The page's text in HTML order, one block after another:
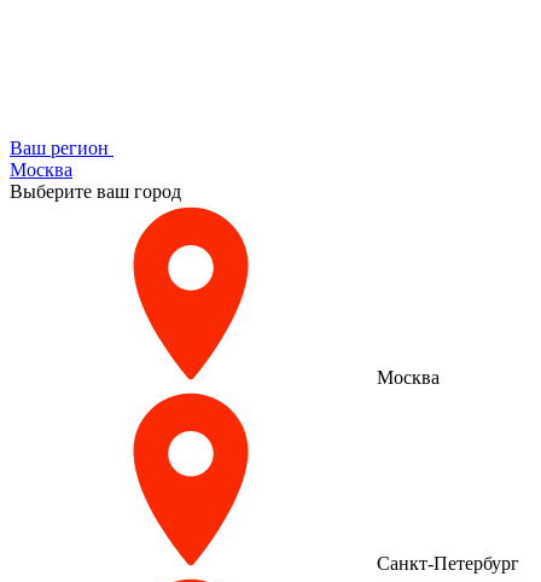
Ваш регион
Москва
Выберите ваш город
Москва
Санкт-Петербург